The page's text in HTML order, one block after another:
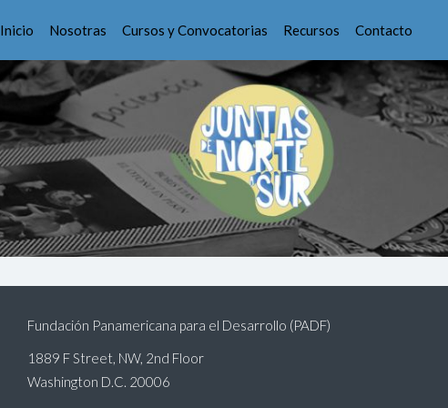
Inicio Nosotras Cursos y Convocatorias Recursos Contacto
Fundación Panamericana para el Desarrollo (PADF)
1889 F Street, NW, 2nd Floor
Washington D.C. 20006